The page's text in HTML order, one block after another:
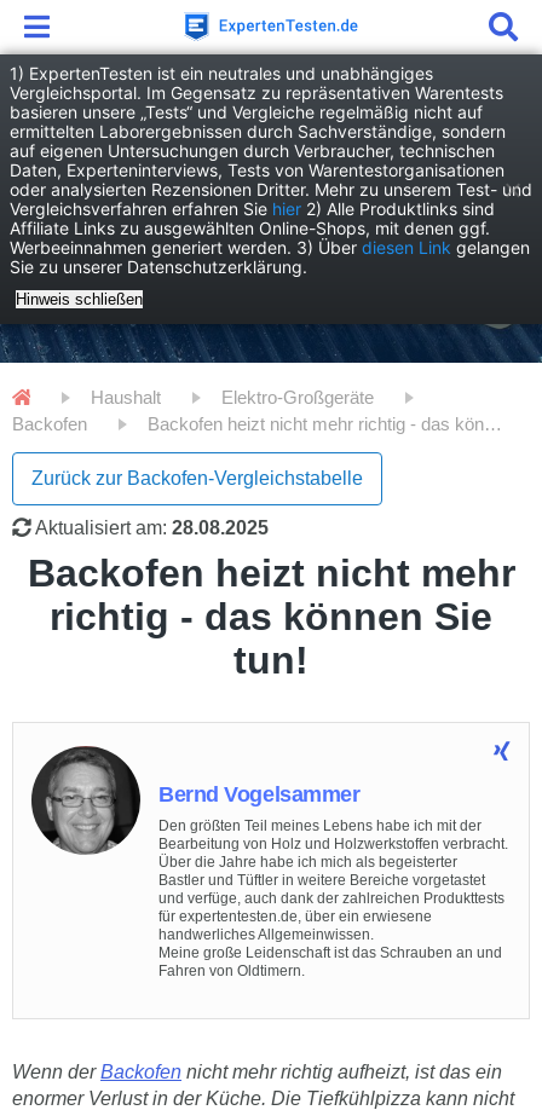
1) ExpertenTesten ist ein neutrales und unabhängiges
Vergleichsportal. Im Gegensatz zu repräsentativen Warentests
basieren unsere „Tests“ und Vergleiche regelmäßig nicht auf
ermittelten Laborergebnissen durch Sachverständige, sondern
auf eigenen Untersuchungen durch Verbraucher, technischen
Daten, Experteninterviews, Tests von Warentestorganisationen
oder analysierten Rezensionen Dritter. Mehr zu unserem Test- und
Vergleichsverfahren erfahren Sie hier 2) Alle Produktlinks sind
Affiliate Links zu ausgewählten Online-Shops, mit denen ggf.
Werbeeinnahmen generiert werden. 3) Über diesen Link gelangen
Sie zu unserer Datenschutzerklärung.
Hinweis schließen
Haushalt
Elektro-Großgeräte
Backofen
Backofen heizt nicht mehr richtig - das können Sie tun!
Zurück zur Backofen-Vergleichstabelle
Aktualisiert am: 28.08.2025
Backofen heizt nicht mehr
richtig - das können Sie
tun!
Bernd Vogelsammer
Den größten Teil meines Lebens habe ich mit der
Bearbeitung von Holz und Holzwerkstoffen verbracht.
Über die Jahre habe ich mich als begeisterter
Bastler und Tüftler in weitere Bereiche vorgetastet
und verfüge, auch dank der zahlreichen Produkttests
für expertentesten.de, über ein erwiesene
handwerliches Allgemeinwissen.
Meine große Leidenschaft ist das Schrauben an und
Fahren von Oldtimern.
Wenn derBackofen nicht mehr richtig aufheizt, ist das ein
enormer Verlust in der Küche. Die Tiefkühlpizza kann nicht